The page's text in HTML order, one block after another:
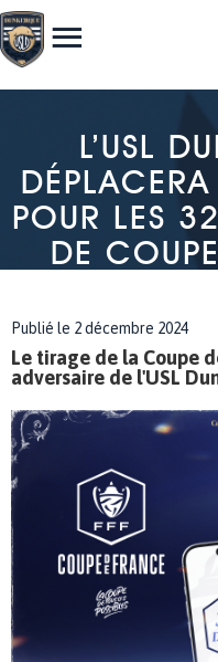
L’USL
POUR LES
DE
Publié le 2 décembre 2024
Le tirage de la Coupe
adversaire de l'USL